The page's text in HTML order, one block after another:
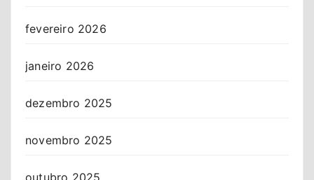
fevereiro 2026
janeiro 2026
dezembro 2025
novembro 2025
outubro 2025